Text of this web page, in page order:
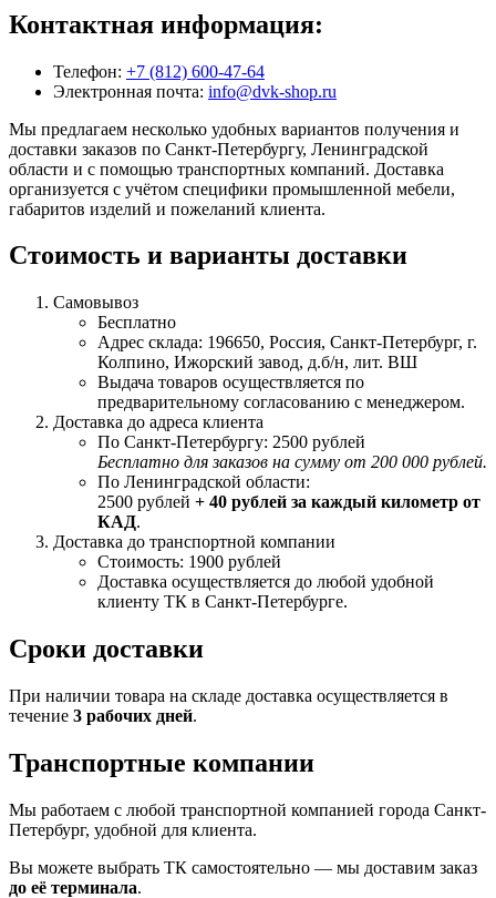
Контактная информация:
Телефон: +7 (812) 600-47-64
Электронная почта: info@dvk-shop.ru
Мы предлагаем несколько удобных вариантов получения и
доставки заказов по Санкт-Петербургу, Ленинградской
области и с помощью транспортных компаний. Доставка
организуется с учётом специфики промышленной мебели,
габаритов изделий и пожеланий клиента.
Стоимость и варианты доставки
Самовывоз
Бесплатно
Адрес склада: 196650, Россия, Санкт-Петербург, г.
Колпино, Ижорский завод, д.б/н, лит. ВШ
Выдача товаров осуществляется по
предварительному согласованию с менеджером.
Доставка до адреса клиента
По Санкт-Петербургу: 2500 рублей
Бесплатно для заказов на сумму от 200 000 рублей.
По Ленинградской области:
2500 рублей + 40 рублей за каждый километр от
КАД.
Доставка до транспортной компании
Стоимость: 1900 рублей
Доставка осуществляется до любой удобной
клиенту ТК в Санкт-Петербурге.
Сроки доставки
При наличии товара на складе доставка осуществляется в
течение 3 рабочих дней.
Транспортные компании
Мы работаем с любой транспортной компанией города Санкт-
Петербург, удобной для клиента.
Вы можете выбрать ТК самостоятельно — мы доставим заказ
до её терминала.